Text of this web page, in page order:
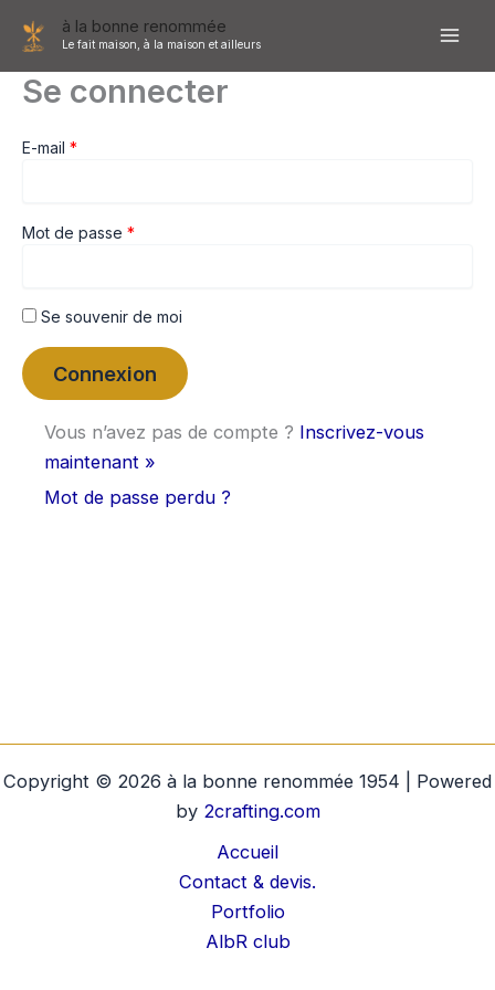
contenu
à la bonne renommée
Le fait maison, à la maison et ailleurs
Se connecter
E-mail *
Mot de passe *
Se souvenir de moi
Vous n’avez pas de compte ? Inscrivez-vous
maintenant »
Mot de passe perdu ?
Copyright © 2026 à la bonne renommée 1954 | Powered
by 2crafting.com
Accueil
Contact & devis.
Portfolio
AlbR club